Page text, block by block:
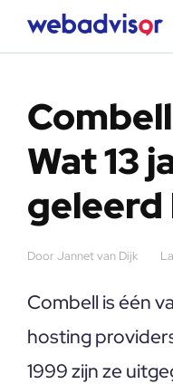
Wat 13
Door Jannet van Dijk
Combell is één
hosting
1999 zijn ze